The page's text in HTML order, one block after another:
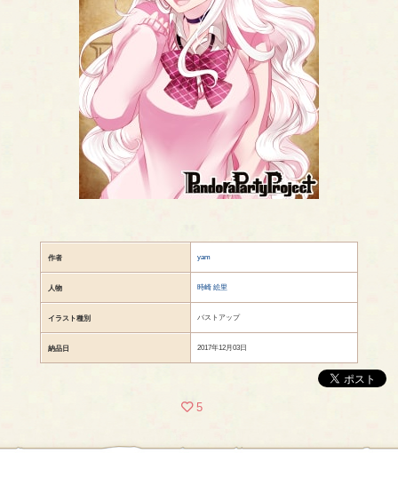
作者 yam
人物 時崎 絵里
イラスト種別 バストアップ
納品日 2017年12月03日
5